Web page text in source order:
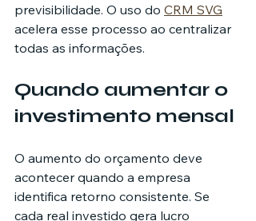
previsibilidade. O uso do CRM SVG
acelera esse processo ao centralizar
todas as informações.
Quando aumentar o
investimento mensal
O aumento do orçamento deve
acontecer quando a empresa
identifica retorno consistente. Se
cada real investido gera lucro